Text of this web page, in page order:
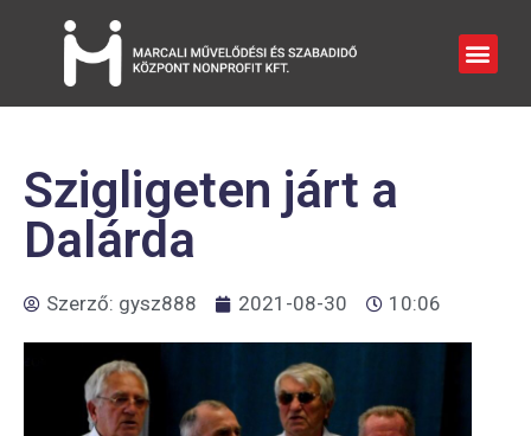
Szigligeten járt a
Dalárda
Szerző: gysz888 2021-08-30 10:06